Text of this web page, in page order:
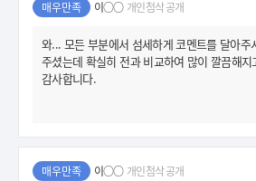
매우만족 이○○ 개인첨삭 공개
와... 모든 부분에서 섬세하게 코멘트를 달아주
주셨는데 확실히 전과 비교하여 많이 깔끔해
감사합니다.
매우만족 이○○ 개인첨삭 공개